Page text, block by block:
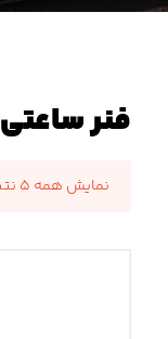
فنر ساعتی
نمایش همه ۵ نتیجه